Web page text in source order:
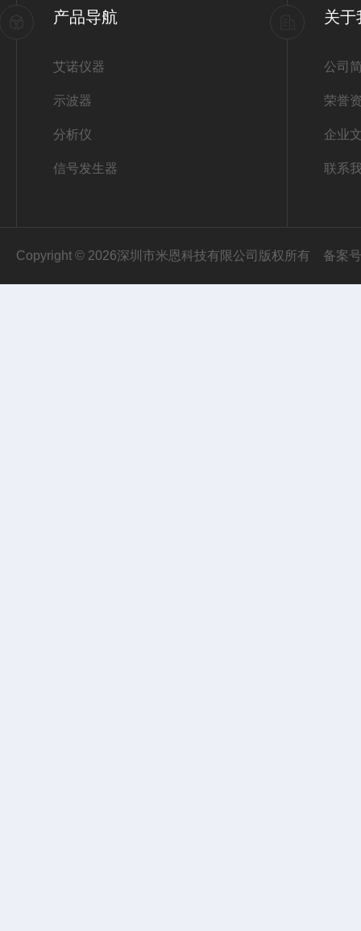
产品导航
艾诺仪器
示波器
分析仪
信号发生器
关于
公司
荣誉
企业
联系
Copyright © 2026深圳市米恩科技有限公司版权所有 备案